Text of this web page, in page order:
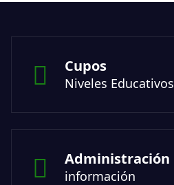
Cupos
Niveles Educativos
Administración
información